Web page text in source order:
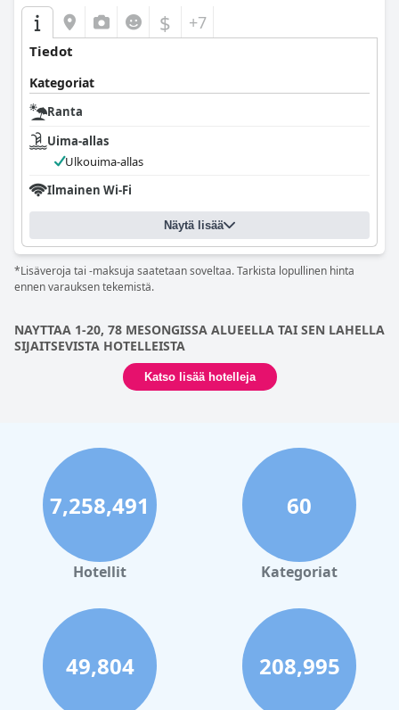
$ +7
Tiedot
Kategoriat
Ranta
Uima-allas
Ulkouima-allas
Ilmainen Wi-Fi
Näytä lisää
*Lisäveroja tai -maksuja saatetaan soveltaa. Tarkista lopullinen hinta
ennen varauksen tekemistä.
NAYTTAA 1-20, 78 MESONGISSA ALUEELLA TAI SEN LAHELLA
SIJAITSEVISTA HOTELLEISTA
Katso lisää hotelleja
7,258,491
Hotellit
60
Kategoriat
49,804 208,995